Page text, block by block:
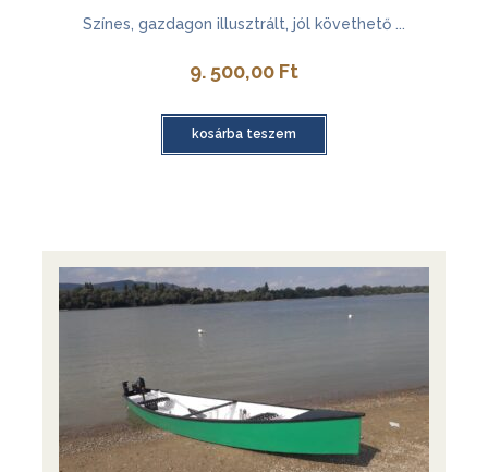
Színes, gazdagon illusztrált, jól követhető ...
9. 500,00 Ft
kosárba teszem